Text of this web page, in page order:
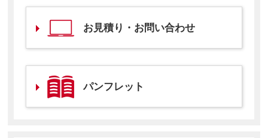
お見積り・お問い合わせ
パンフレット